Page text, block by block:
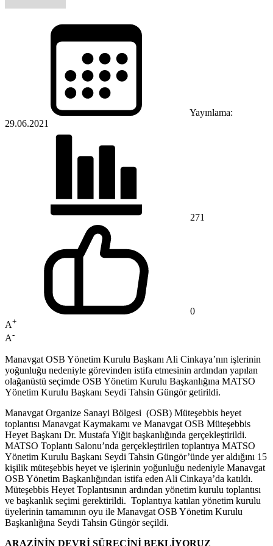
Yayınlama:
29.06.2021
271
0
A+
A-
Manavgat OSB Yönetim Kurulu Başkanı Ali Cinkaya’nın işlerinin
yoğunluğu nedeniyle görevinden istifa etmesinin ardından yapılan
olağanüstü seçimde OSB Yönetim Kurulu Başkanlığına MATSO
Yönetim Kurulu Başkanı Seydi Tahsin Güngör getirildi.
Manavgat Organize Sanayi Bölgesi (OSB) Müteşebbis heyet
toplantısı Manavgat Kaymakamı ve Manavgat OSB Müteşebbis
Heyet Başkanı Dr. Mustafa Yiğit başkanlığında gerçekleştirildi.
MATSO Toplantı Salonu’nda gerçekleştirilen toplantıya MATSO
Yönetim Kurulu Başkanı Seydi Tahsin Güngör’ünde yer aldığını 15
kişilik müteşebbis heyet ve işlerinin yoğunluğu nedeniyle Manavgat
OSB Yönetim Başkanlığından istifa eden Ali Cinkaya’da katıldı.
Müteşebbis Heyet Toplantısının ardından yönetim kurulu toplantısı
ve başkanlık seçimi gerektirildi. Toplantıya katılan yönetim kurulu
üyelerinin tamamının oyu ile Manavgat OSB Yönetim Kurulu
Başkanlığına Seydi Tahsin Güngör seçildi.
ARAZİNİN DEVRİ SÜRECİNİ BEKLİYORUZ